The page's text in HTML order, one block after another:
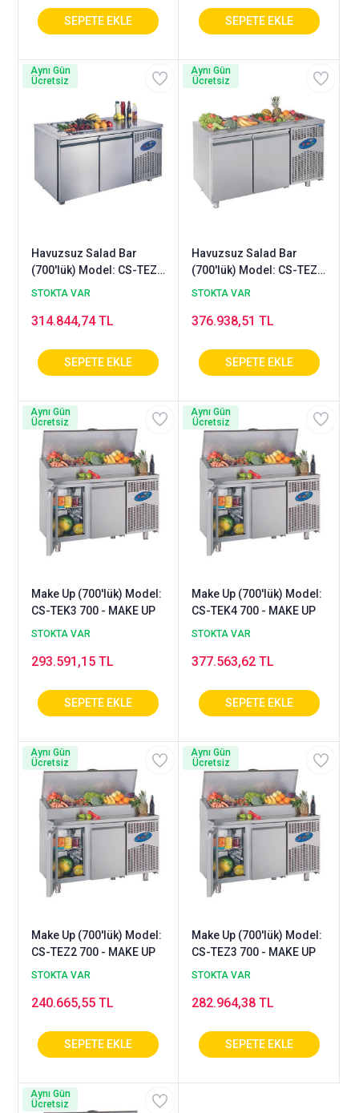
Havuzsuz Salad Bar
(700'lük) Model: CS-TEZ4
700 - SH
STOKTA VAR
314.844,74 TL
Aynı Gün
Ücretsiz
Havuzsuz Salad Bar
(700'lük) Model: CS-TEZ4
700 - SHS
STOKTA VAR
376.938,51 TL
Aynı Gün
Ücretsiz
Make Up (700'lük) Model:
CS-TEK3 700 - MAKE UP
STOKTA VAR
293.591,15 TL
Aynı Gün
Ücretsiz
Make Up (700'lük) Model:
CS-TEK4 700 - MAKE UP
STOKTA VAR
377.563,62 TL
Aynı Gün
Ücretsiz
Make Up (700'lük) Model:
CS-TEZ2 700 - MAKE UP
STOKTA VAR
240.665,55 TL
Aynı Gün
Ücretsiz
Make Up (700'lük) Model:
CS-TEZ3 700 - MAKE UP
STOKTA VAR
282.964,38 TL
Aynı Gün
Ücretsiz
Aynı Gün
Ücretsiz